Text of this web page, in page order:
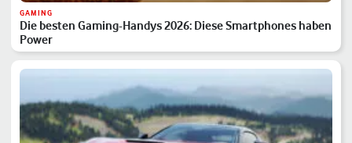
GAMING
Die besten Gaming-Handys 2026: Diese Smartphones haben
Power